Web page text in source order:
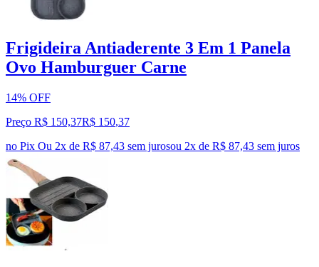
Frigideira Antiaderente 3 Em 1 Panela
Ovo Hamburguer Carne
14% OFF
Preço R$ 150,37R$ 150,37
no Pix Ou 2x de R$ 87,43 sem jurosou 2x de R$ 87,43 sem juros